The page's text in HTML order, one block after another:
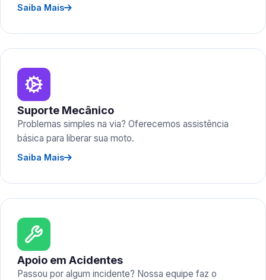
Saiba Mais
Suporte Mecânico
Problemas simples na via? Oferecemos assistência
básica para liberar sua moto.
Saiba Mais
Apoio em Acidentes
Passou por algum incidente? Nossa equipe faz o